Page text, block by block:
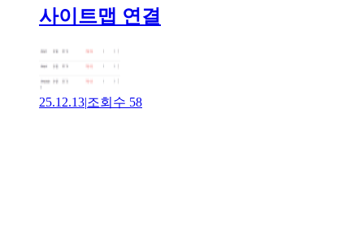
사이트맵 연결
25.12.13|조회수 58